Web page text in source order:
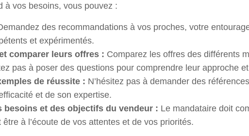
à vos besoins, vous pouvez :
des recommandations à vos proches, votre
et expérimentés.
comparer leurs offres : Comparez les offres des différents
pas à poser des questions pour comprendre leur approche
de réussite : N’hésitez pas à demander des
et de son expertise.
besoins et des objectifs du vendeur : Le mandataire doit
à l’écoute de vos attentes et de vos priorités.